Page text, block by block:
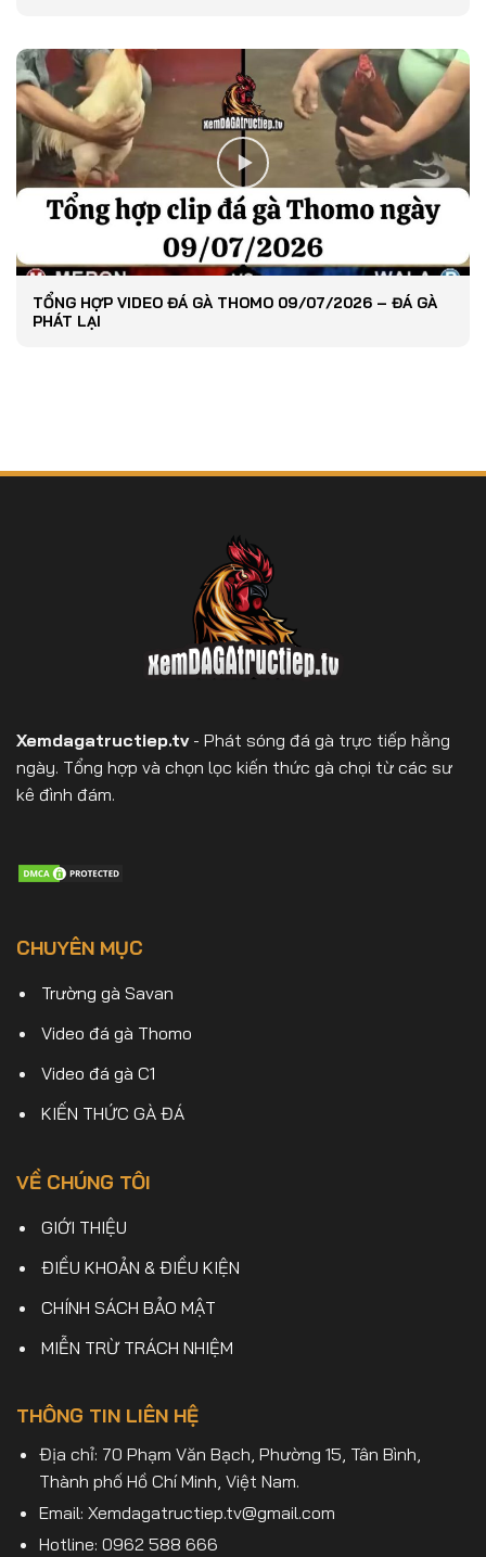
TỔNG HỢP VIDEO ĐÁ GÀ THOMO 09/07/2026 – ĐÁ GÀ
PHÁT LẠI
Xemdagatructiep.tv- Phát sóng đá gà trực tiếp hằng
ngày. Tổng hợp và chọn lọc kiến thức gà chọi từ các sư
kê đình đám.
CHUYÊN MỤC
Trường gà Savan
Video đá gà Thomo
Video đá gà C1
KIẾN THỨC GÀ ĐÁ
VỀ CHÚNG TÔI
GIỚI THIỆU
ĐIỀU KHOẢN & ĐIỀU KIỆN
CHÍNH SÁCH BẢO MẬT
MIỄN TRỪ TRÁCH NHIỆM
THÔNG TIN LIÊN HỆ
Địa chỉ: 70 Phạm Văn Bạch, Phường 15, Tân Bình,
Thành phố Hồ Chí Minh, Việt Nam.
Email: Xemdagatructiep.tv@gmail.com
Hotline: 0962 588 666